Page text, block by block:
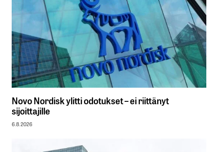
Novo Nordisk ylitti odotukset – ei riittänyt
sijoittajille
6.8.2026